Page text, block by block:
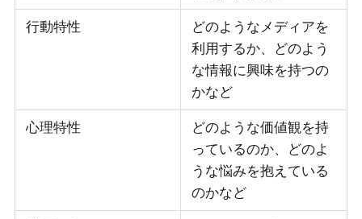
行動特性
どのようなメディアを
利用するか、どのよう
な情報に興味を持つの
かなど
心理特性
どのような価値観を持
っているのか、どのよ
うな悩みを抱えている
のかなど